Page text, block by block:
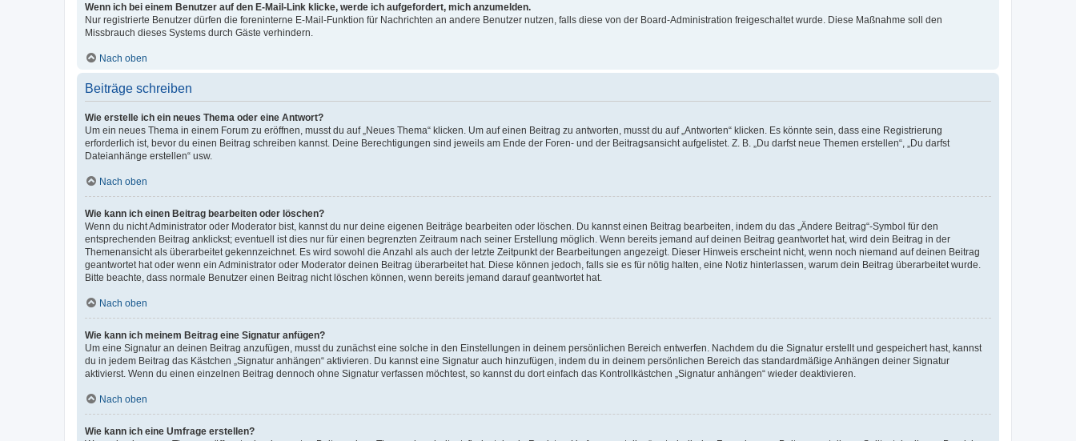
Wenn ich bei einem Benutzer auf den E-Mail-Link klicke, werde ich aufgefordert, mich anzumelden.
Nur registrierte Benutzer dürfen die foreninterne E-Mail-Funktion für Nachrichten an andere Benutzer nutzen, falls diese von der Board-Administration freigeschaltet wurde. Diese Maßnahme soll den
Missbrauch dieses Systems durch Gäste verhindern.
Nach oben
Beiträge schreiben
Wie erstelle ich ein neues Thema oder eine Antwort?
Um ein neues Thema in einem Forum zu eröffnen, musst du auf „Neues Thema“ klicken. Um auf einen Beitrag zu antworten, musst du auf „Antworten“ klicken. Es könnte sein, dass eine Registrierung
erforderlich ist, bevor du einen Beitrag schreiben kannst. Deine Berechtigungen sind jeweils am Ende der Foren- und der Beitragsansicht aufgelistet. Z. B. „Du darfst neue Themen erstellen“, „Du darfst
Dateianhänge erstellen“ usw.
Nach oben
Wie kann ich einen Beitrag bearbeiten oder löschen?
Wenn du nicht Administrator oder Moderator bist, kannst du nur deine eigenen Beiträge bearbeiten oder löschen. Du kannst einen Beitrag bearbeiten, indem du das „Ändere Beitrag“-Symbol für den
entsprechenden Beitrag anklickst; eventuell ist dies nur für einen begrenzten Zeitraum nach seiner Erstellung möglich. Wenn bereits jemand auf deinen Beitrag geantwortet hat, wird dein Beitrag in der
Themenansicht als überarbeitet gekennzeichnet. Es wird sowohl die Anzahl als auch der letzte Zeitpunkt der Bearbeitungen angezeigt. Dieser Hinweis erscheint nicht, wenn noch niemand auf deinen Beitrag
geantwortet hat oder wenn ein Administrator oder Moderator deinen Beitrag überarbeitet hat. Diese können jedoch, falls sie es für nötig halten, eine Notiz hinterlassen, warum dein Beitrag überarbeitet wurde.
Bitte beachte, dass normale Benutzer einen Beitrag nicht löschen können, wenn bereits jemand darauf geantwortet hat.
Nach oben
Wie kann ich meinem Beitrag eine Signatur anfügen?
Um eine Signatur an deinen Beitrag anzufügen, musst du zunächst eine solche in den Einstellungen in deinem persönlichen Bereich entwerfen. Nachdem du die Signatur erstellt und gespeichert hast, kannst
du in jedem Beitrag das Kästchen „Signatur anhängen“ aktivieren. Du kannst eine Signatur auch hinzufügen, indem du in deinem persönlichen Bereich das standardmäßige Anhängen deiner Signatur
aktivierst. Wenn du einen einzelnen Beitrag dennoch ohne Signatur verfassen möchtest, so kannst du dort einfach das Kontrollkästchen „Signatur anhängen“ wieder deaktivieren.
Nach oben
Wie kann ich eine Umfrage erstellen?